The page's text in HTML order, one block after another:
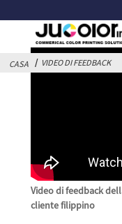
CASA VIDEO DI FEEDBACK
Video di feedback
cliente filippino